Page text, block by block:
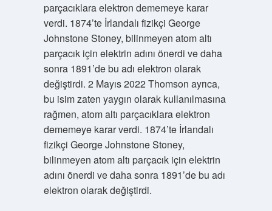
parçacıklara elektron dememeye karar
verdi. 1874’te İrlandalı fizikçi George
Johnstone Stoney, bilinmeyen atom altı
parçacık için elektrin adını önerdi ve daha
sonra 1891’de bu adı elektron olarak
değiştirdi. 2 Mayıs 2022 Thomson ayrıca,
bu isim zaten yaygın olarak kullanılmasına
rağmen, atom altı parçacıklara elektron
dememeye karar verdi. 1874’te İrlandalı
fizikçi George Johnstone Stoney,
bilinmeyen atom altı parçacık için elektrin
adını önerdi ve daha sonra 1891’de bu adı
elektron olarak değiştirdi.